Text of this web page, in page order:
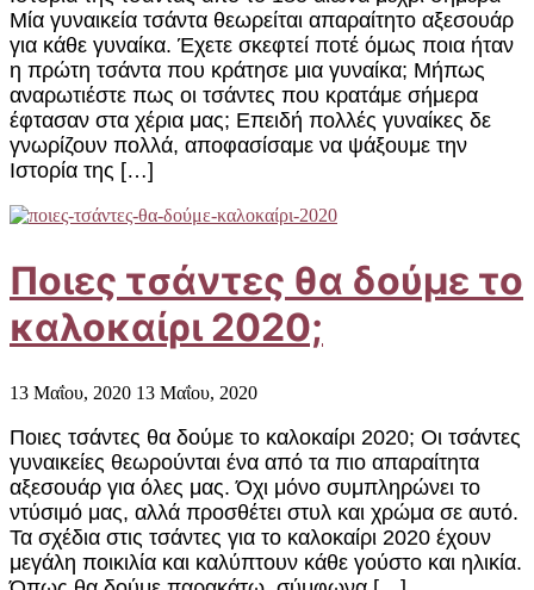
Μία γυναικεία τσάντα θεωρείται απαραίτητο αξεσουάρ
για κάθε γυναίκα. Έχετε σκεφτεί ποτέ όμως ποια ήταν
η πρώτη τσάντα που κράτησε μια γυναίκα; Μήπως
αναρωτιέστε πως οι τσάντες που κρατάμε σήμερα
έφτασαν στα χέρια μας; Επειδή πολλές γυναίκες δε
γνωρίζουν πολλά, αποφασίσαμε να ψάξουμε την
Ιστορία της […]
Ποιες τσάντες θα δούμε το
καλοκαίρι 2020;
13 Μαΐου, 2020 13 Μαΐου, 2020
Ποιες τσάντες θα δούμε το καλοκαίρι 2020; Οι τσάντες
γυναικείες θεωρούνται ένα από τα πιο απαραίτητα
αξεσουάρ για όλες μας. Όχι μόνο συμπληρώνει το
ντύσιμό μας, αλλά προσθέτει στυλ και χρώμα σε αυτό.
Τα σχέδια στις τσάντες για το καλοκαίρι 2020 έχουν
μεγάλη ποικιλία και καλύπτουν κάθε γούστο και ηλικία.